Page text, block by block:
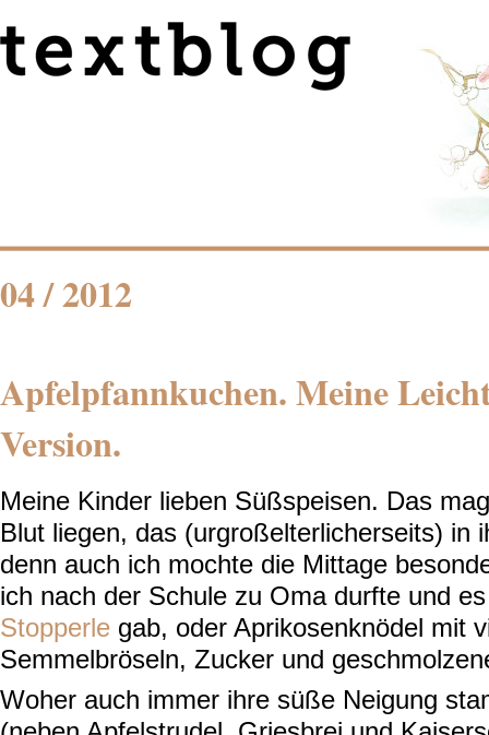
04 / 2012
Apfelpfannkuchen. Meine
Version.
Meine Kinder lieben Süßspeisen. Das
Blut liegen, das (urgroßelterlicherseits) in
denn auch ich mochte die Mittage
ich nach der Schule zu Oma durfte und
Stopperle gab, oder Aprikosenknödel mit
Semmelbröseln, Zucker und
Woher auch immer ihre süße Neigung